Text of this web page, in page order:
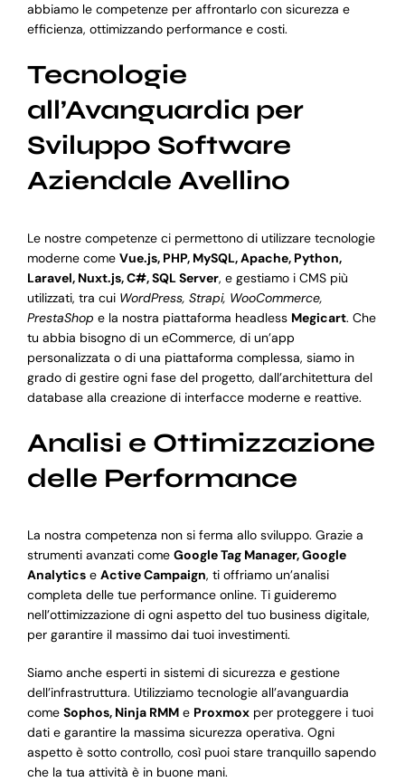
abbiamo le competenze per affrontarlo con sicurezza e
efficienza, ottimizzando performance e costi.
Tecnologie
all’Avanguardia per
Sviluppo Software
Aziendale Avellino
Le nostre competenze ci permettono di utilizzare tecnologie
moderne come Vue.js, PHP, MySQL, Apache, Python,
Laravel, Nuxt.js, C#, SQL Server, e gestiamo i CMS più
utilizzati, tra cui WordPress, Strapi, WooCommerce,
PrestaShop e la nostra piattaforma headless Megicart. Che
tu abbia bisogno di un eCommerce, di un’app
personalizzata o di una piattaforma complessa, siamo in
grado di gestire ogni fase del progetto, dall’architettura del
database alla creazione di interfacce moderne e reattive.
Analisi e Ottimizzazione
delle Performance
La nostra competenza non si ferma allo sviluppo. Grazie a
strumenti avanzati come Google Tag Manager, Google
Analyticse Active Campaign, ti offriamo un’analisi
completa delle tue performance online. Ti guideremo
nell’ottimizzazione di ogni aspetto del tuo business digitale,
per garantire il massimo dai tuoi investimenti.
Siamo anche esperti in sistemi di sicurezza e gestione
dell’infrastruttura. Utilizziamo tecnologie all’avanguardia
come Sophos, Ninja RMMe Proxmoxper proteggere i tuoi
dati e garantire la massima sicurezza operativa. Ogni
aspetto è sotto controllo, così puoi stare tranquillo sapendo
che la tua attività è in buone mani.